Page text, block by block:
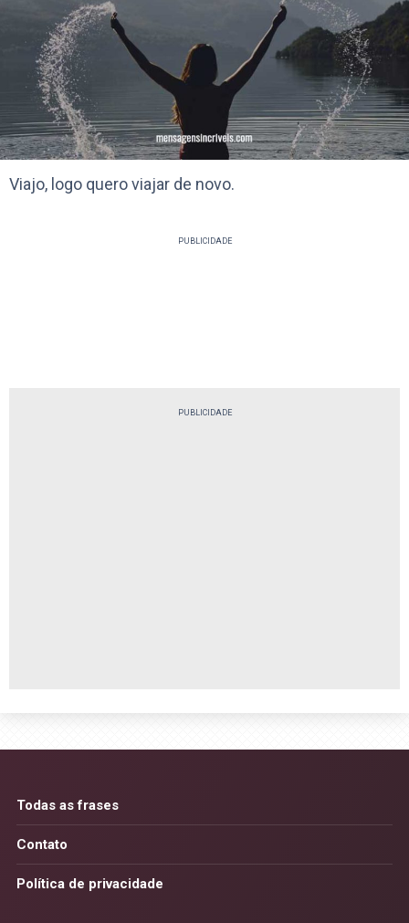
Viajo, logo quero viajar de novo.
PUBLICIDADE
PUBLICIDADE
Todas as frases
Contato
Política de privacidade